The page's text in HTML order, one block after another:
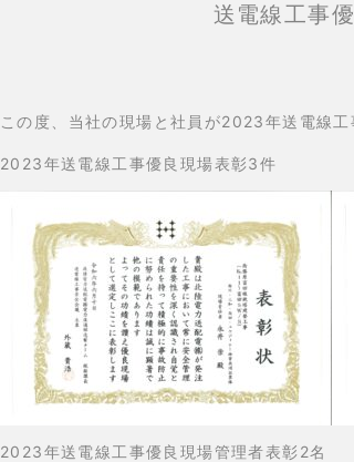
送電線工事
この度、当社の現場と社員が2023年送電線
2023年送電線工事優良現場表彰3件
2023年送電線工事優良現場管理者表彰2名